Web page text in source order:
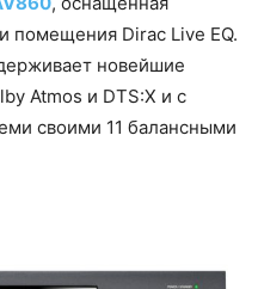
помещения Dirac Live EQ.
новейшие
Atmos и DTS:X и с
своими 11 балансными